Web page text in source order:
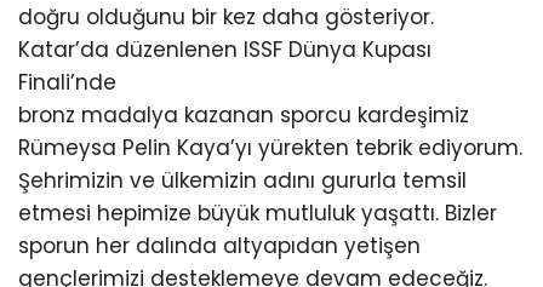
doğru olduğunu bir kez daha gösteriyor.
Katar’da düzenlenen ISSF Dünya Kupası
Finali’nde
bronz madalya kazanan sporcu kardeşimiz
Rümeysa Pelin Kaya’yı yürekten tebrik ediyorum.
Şehrimizin ve ülkemizin adını gururla temsil
etmesi hepimize büyük mutluluk yaşattı. Bizler
sporun her dalında altyapıdan yetişen
gençlerimizi desteklemeye devam edeceğiz.